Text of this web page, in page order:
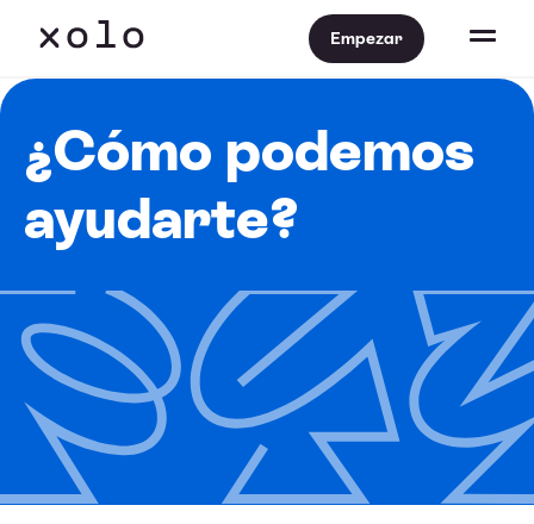
Empezar
¿Cómo podemos
ayudarte?